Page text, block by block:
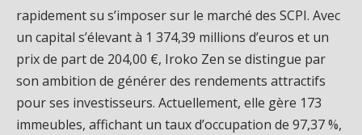
rapidement su s’imposer sur le marché des SCPI. Avec
un capital s’élevant à 1 374,39 millions d’euros et un
prix de part de 204,00 €, Iroko Zen se distingue par
son ambition de générer des rendements attractifs
pour ses investisseurs. Actuellement, elle gère 173
immeubles, affichant un taux d’occupation de 97,37 %,